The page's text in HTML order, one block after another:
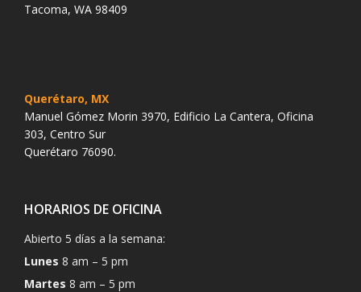
Tacoma, WA 98409
Querétaro, MX
Manuel Gómez Morin 3970, Edificio La Cantera, Oficina
303, Centro Sur
Querétaro 76090.
HORARIOS DE OFICINA
Abierto 5 días a la semana:
Lunes 8 am – 5 pm
Martes 8 am – 5 pm